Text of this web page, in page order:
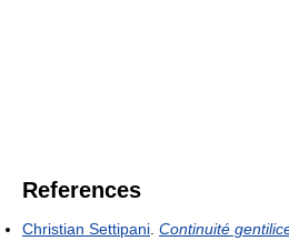
References
Christian Settipani Continuité